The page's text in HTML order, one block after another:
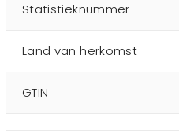
Statistieknummer
Land van herkomst
GTIN